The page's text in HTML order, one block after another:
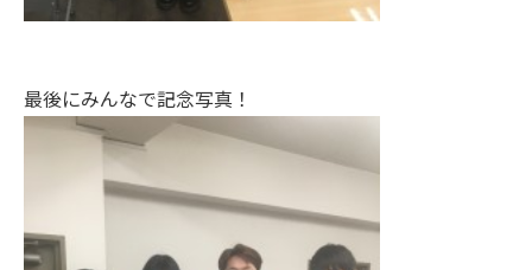
最後にみんなで記念写真！